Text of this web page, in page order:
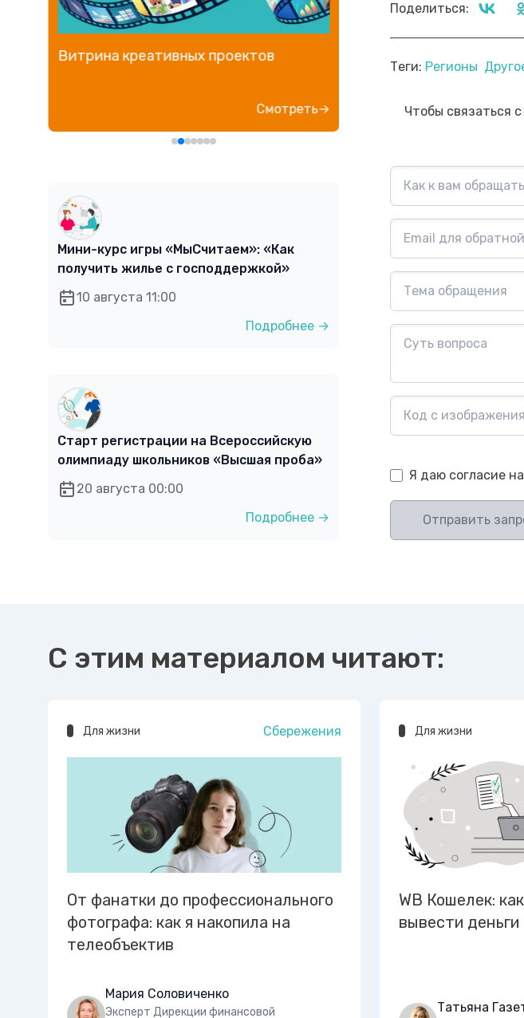
Поделиться:
Теги: Регионы
Чтобы связаться
Я даю согласие на
Отправить
Витрина креативных проектов
Смотреть→
Финансовый блогер»
Мини-курс игры «МыСчитаем»: «Как
получить жилье с господдержкой»
10 августа 11:00
Подробнее →
Старт регистрации на Всероссийскую
олимпиаду школьников «Высшая проба»
20 августа 00:00
Подробнее →
С этим материалом читают:
Для жизни Сбережения
От фанатки до профессионального
фотографа: как я накопила на
телеобъектив
Мария Соловиченко
Эксперт Дирекции финансовой
Для жизни
WB Кошелек:
вывести деньги
Татьяна